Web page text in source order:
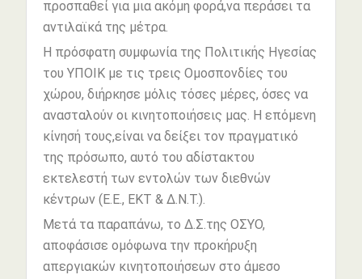
προσπαθεί για μια ακόμη φορά,να περάσει τα
αντιλαϊκά της μέτρα.
Η πρόσφατη συμφωνία της Πολιτικής Ηγεσίας
του ΥΠΟΙΚ με τις τρεις Ομοσπονδίες του
χώρου, διήρκησε μόλις τόσες μέρες, όσες να
ανασταλούν οι κινητοποιήσεις μας. Η επόμενη
κίνησή τους,είναι να δείξει τον πραγματικό
της πρόσωπο, αυτό του αδίστακτου
εκτελεστή των εντολών των διεθνών
κέντρων (Ε.Ε., ΕΚΤ & Δ.Ν.Τ.).
Μετά τα παραπάνω, το Δ.Σ.της ΟΣΥΟ,
αποφάσισε ομόφωνα την προκήρυξη
απεργιακών κινητοποιήσεων στο άμεσο